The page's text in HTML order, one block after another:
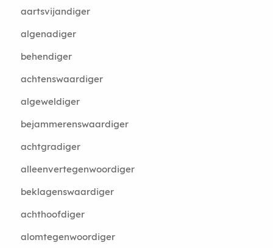
aartsvijandiger
algenadiger
behendiger
achtenswaardiger
algeweldiger
bejammerenswaardiger
achtgradiger
alleenvertegenwoordiger
beklagenswaardiger
achthoofdiger
alomtegenwoordiger